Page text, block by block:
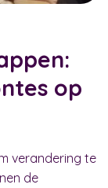
op
verandering te
de